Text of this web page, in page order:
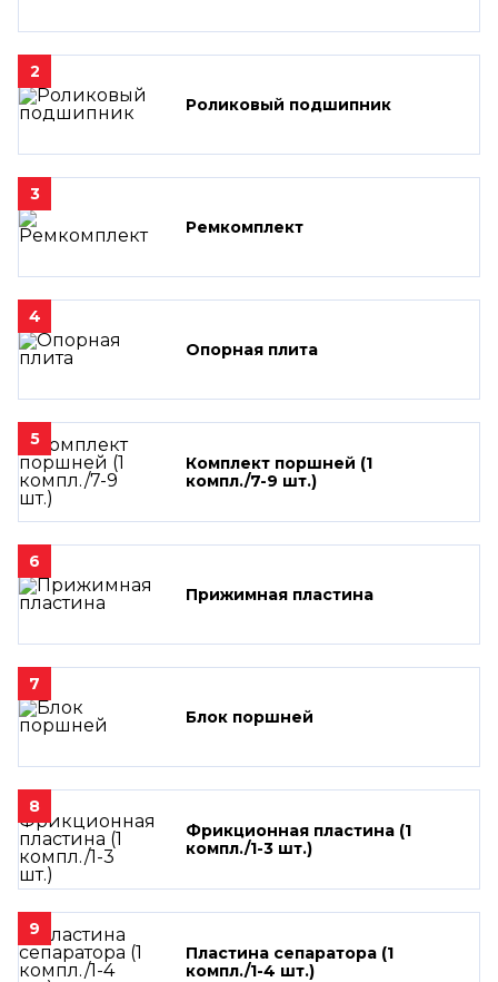
2
Роликовый подшипник
3
Ремкомплект
4
Опорная плита
5
Комплект поршней (1
компл./7-9 шт.)
6
Прижимная пластина
7
Блок поршней
8
Фрикционная пластина (1
компл./1-3 шт.)
9
Пластина сепаратора (1
компл./1-4 шт.)